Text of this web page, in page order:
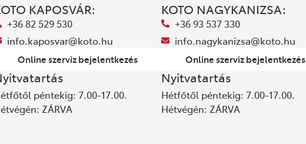
KAPOSVÁR:
+36 82 529 530
info.kaposvar@koto.hu
Online szerviz bejelentkezés
péntekig: 7.00-17.00.
ZÁRVA
KOTO NAGYKANIZSA:
+36 93 537 330
info.nagykanizsa@koto.hu
Online szerviz bejelentkezés
Nyitvatartás
Hétfőtől péntekig: 7.00-17.00.
Hétvégén: ZÁRVA